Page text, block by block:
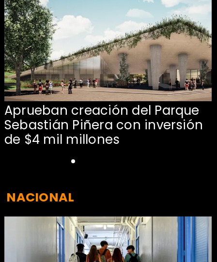
Aprueban creación del Parque
Sebastián Piñera con inversión
de $4 mil millones
NACIONAL